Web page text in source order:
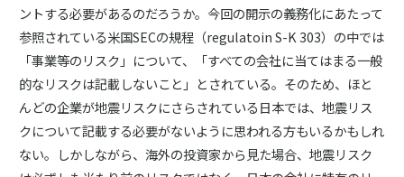
ントする必要があるのだろうか。今回の開示の義務化にあたって
参照されている米国SECの規程（regulatoin S-K 303）の中では
「事業等のリスク」について、「すべての会社に当てはまる一般
的なリスクは記載しないこと」とされている。そのため、ほと
んどの企業が地震リスクにさらされている日本では、地震リス
クについて記載する必要がないように思われる方もいるかもしれ
ない。しかしながら、海外の投資家から見た場合、地震リスク